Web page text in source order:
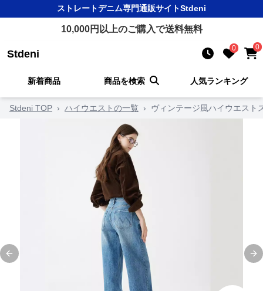
ストレートデニム専門通販サイトStdeni
10,000円以上のご購入で送料無料
Stdeni 0 0
新着商品 商品を検索 人気ランキング
Stdeni TOP › ハイウエストの一覧 › ヴィンテージ風ハイウエスト
Previous slide